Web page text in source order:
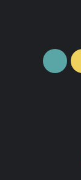
ایتا